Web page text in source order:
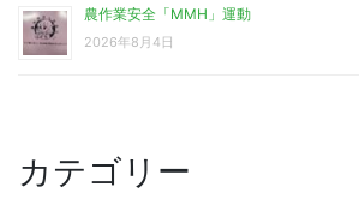
農作業安全「MMH」運動
2026年8月4日
カテゴリー